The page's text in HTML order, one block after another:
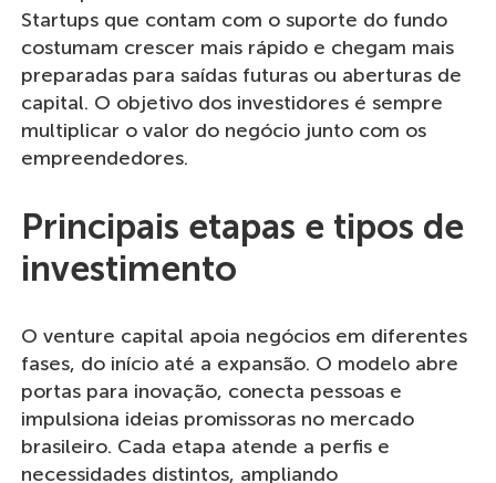
Startups que contam com o suporte do fundo
costumam crescer mais rápido e chegam mais
preparadas para saídas futuras ou aberturas de
capital. O objetivo dos investidores é sempre
multiplicar o valor do negócio junto com os
empreendedores.
Principais etapas e tipos de
investimento
O venture capital apoia negócios em diferentes
fases, do início até a expansão. O modelo abre
portas para inovação, conecta pessoas e
impulsiona ideias promissoras no mercado
brasileiro. Cada etapa atende a perfis e
necessidades distintos, ampliando